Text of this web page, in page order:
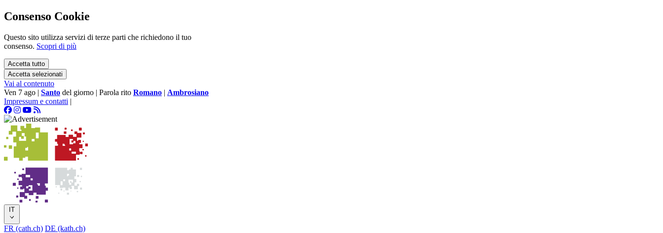
Consenso Cookie
Questo sito utilizza servizi di terze parti che richiedono il tuo
consenso. Scopri di più
Accetta tutto
Accetta selezionati
Vai al contenuto
Ven 7 ago | Santo del giorno | Parola rito Romano | Ambrosiano
Impressum e contatti |
IT
FR (cath.ch) DE (kath.ch)